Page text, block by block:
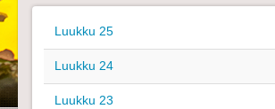
Luukku 25
Luukku 24
Luukku 23